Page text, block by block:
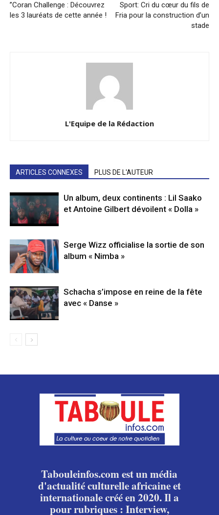
’’Coran Challenge : Découvrez
les 3 lauréats de cette année !
Sport: Cri du cœur du fils de
Fria pour la construction d’un
stade
L'Equipe de la Rédaction
ARTICLES CONNEXES PLUS DE L'AUTEUR
Un album, deux continents : Lil Saako
et Antoine Gilbert dévoilent « Dolla »
Serge Wizz officialise la sortie de son
album « Nimba »
Schacha s’impose en reine de la fête
avec « Danse »
Tabouleinfos.com est un média
d'actualité culturelle africaine et
internationale créé en 2020. Il a
pour rubriques : Interview,